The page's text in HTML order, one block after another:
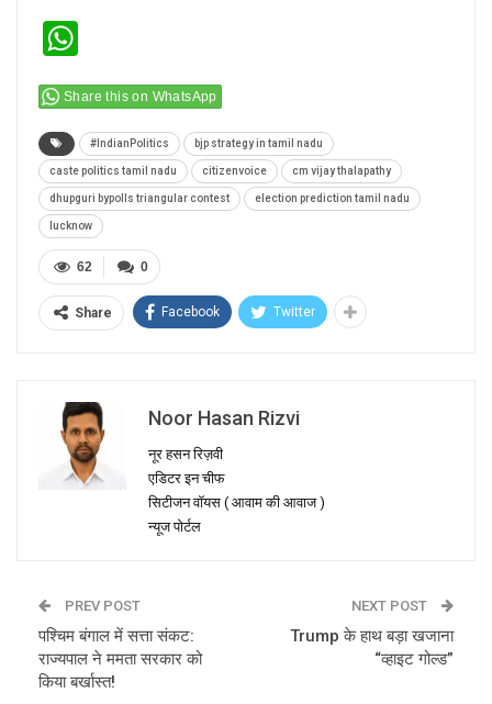
Share this on WhatsApp
#IndianPolitics bjp strategy in tamil nadu
caste politics tamil nadu citizenvoice cm vijay thalapathy
dhupguri bypolls triangular contest election prediction tamil nadu
lucknow
0
62
Share Facebook Twitter
Noor Hasan Rizvi
नूर हसन रिज़वी
एडिटर इन चीफ
सिटीजन वॉयस ( आवाम की आवाज )
न्यूज पोर्टल
PREV POST
पश्चिम बंगाल में सत्ता संकट:
राज्यपाल ने ममता सरकार को
किया बर्खास्त!
NEXT POST
Trump के हाथ बड़ा खजाना
“व्हाइट गोल्ड”